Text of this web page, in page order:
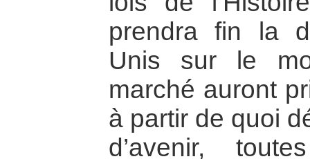
prendra fin la
Unis sur le
marché auront
à partir de quoi
d’avenir,